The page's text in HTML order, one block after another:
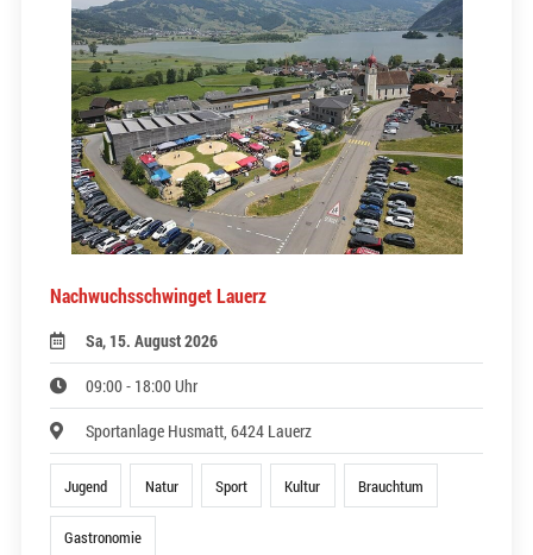
Nachwuchsschwinget Lauerz
Sa, 15. August 2026
09:00 - 18:00 Uhr
Sportanlage Husmatt, 6424 Lauerz
Jugend Natur Sport Kultur Brauchtum
Gastronomie